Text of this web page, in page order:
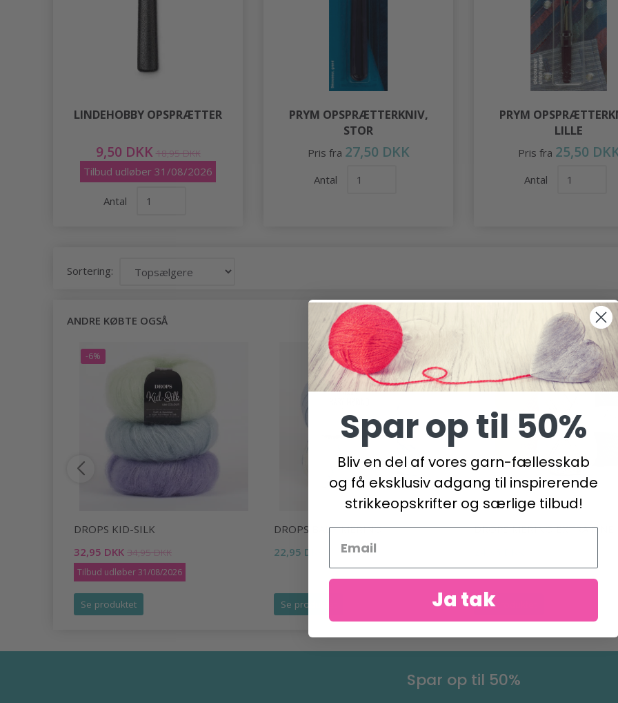
LINDEHOBBY OPSPRÆTTER
9,50 DKK 18,95 DKK
Tilbud udløber 31/08/2026
Antal
PRYM OPSPRÆTTERKNIV,
STOR
Pris fra 27,50 DKK
Antal
PRYM
LILLE
Pris fra 25,50
Antal
Sortering:
ANDRE KØBTE OGSÅ
-6%
DROPS KID-SILK
32,95 DKK 34,95 DKK
Tilbud udløber 31/08/2026
Se produktet
DROPS BABY MERINO
22,95 DKK
Se produktet
DROPS MERINO EXTRA FINE
Se produktet
Spar op til 50%
Spar op til 50%
Bliv en del af vores garn-fællesskab
og få eksklusiv adgang til inspirerende
strikkeopskrifter og særlige tilbud!
Ja tak